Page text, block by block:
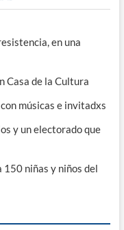
en una
Casa de la Cultura
músicas e invitadxs
y un electorado que
150 niñas y niños del